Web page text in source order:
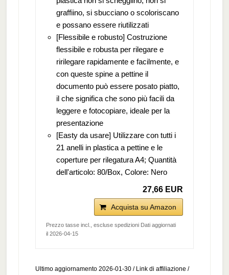
graffiino, si sbucciano o scoloriscano
e possano essere riutilizzati
[Flessibile e robusto] Costruzione
flessibile e robusta per rilegare e
ririlegare rapidamente e facilmente, e
con queste spine a pettine il
documento può essere posato piatto,
il che significa che sono più facili da
leggere e fotocopiare, ideale per la
presentazione
[Easty da usare] Utilizzare con tutti i
21 anelli in plastica a pettine e le
coperture per rilegatura A4; Quantità
dell'articolo: 80/Box, Colore: Nero
27,66 EUR
Acquista su Amazon
Prezzo tasse incl., escluse spedizioni Dati aggiornati
il 2026-04-15
Ultimo aggiornamento 2026-01-30 / Link di affiliazione /